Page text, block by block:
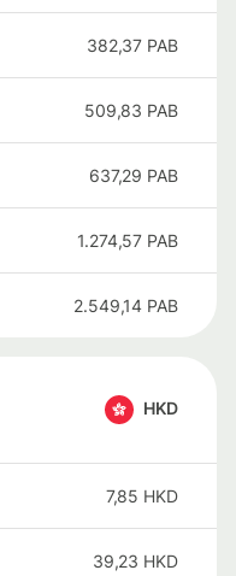
382,37 PAB
509,83 PAB
637,29 PAB
1.274,57 PAB
2.549,14 PAB
HKD
7,85 HKD
39,23 HKD